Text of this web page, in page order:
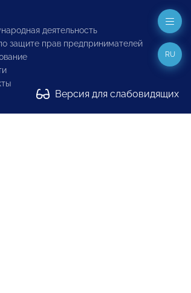
деятельность
защите прав предпринимателей
Версия для слабовидящих
RU